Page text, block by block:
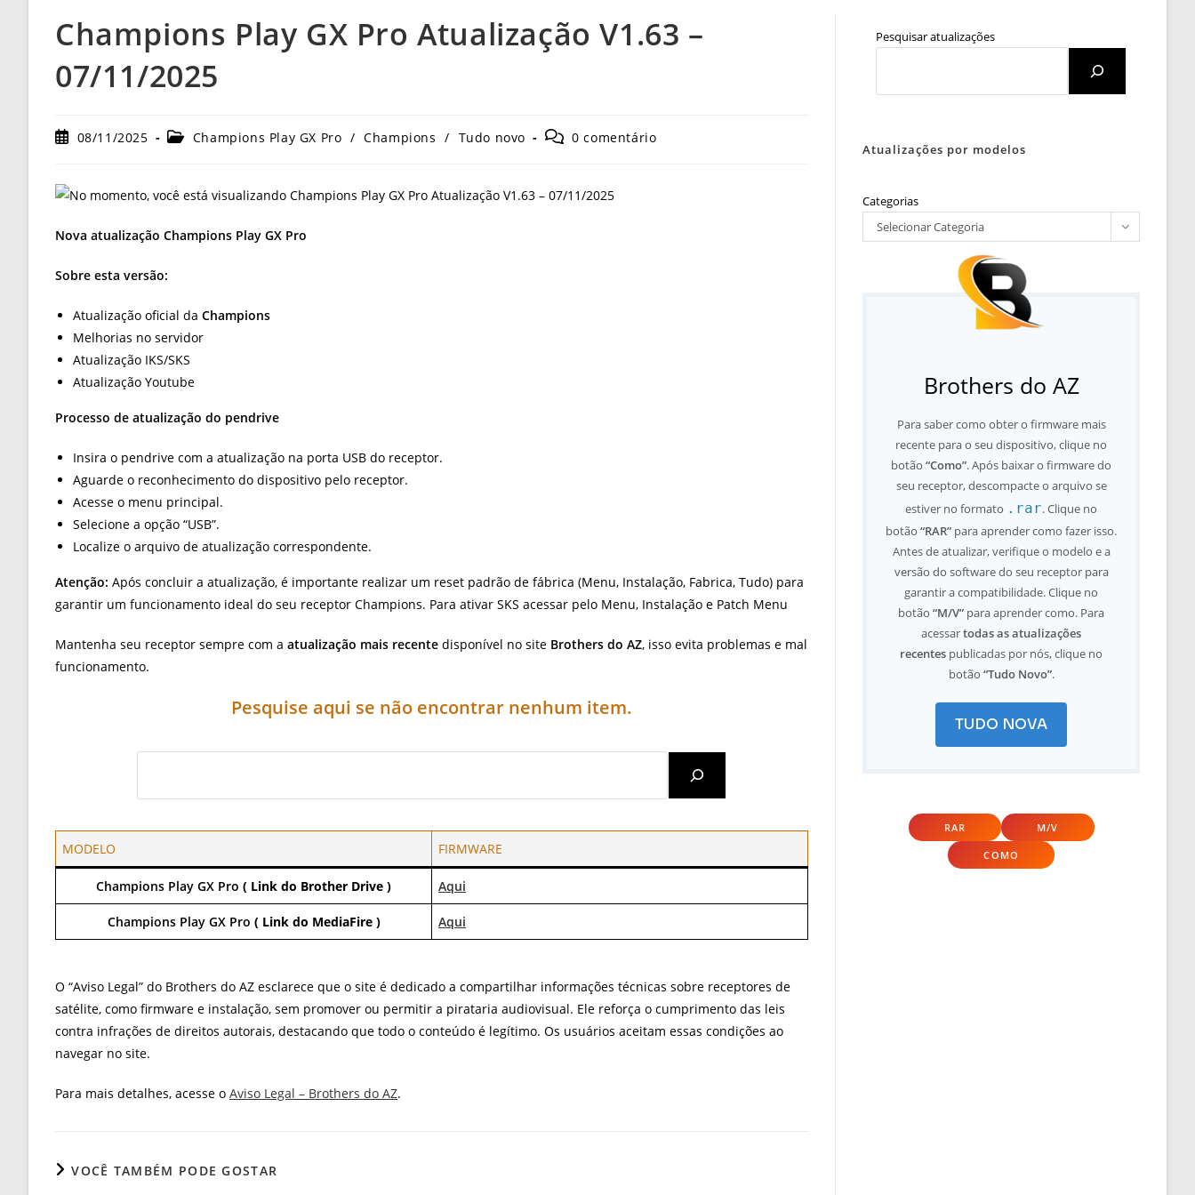
Champions Play GX Pro Atualização V1.63 –
07/11/2025
Post08/11/2025
Categoria
Champions Play GX Pro / Champions / Tudo novo
Comentários
0 comentário
Nova atualização Champions Play GX Pro
Sobre esta versão:
Atualização oficial da Champions
Melhorias no servidor
Atualização IKS/SKS
Atualização Youtube
Processo de atualização do pendrive
Insira o pendrive com a atualização na porta USB do receptor.
Aguarde o reconhecimento do dispositivo pelo receptor.
Acesse o menu principal.
Selecione a opção “USB”.
Localize o arquivo de atualização correspondente.
Atenção: Após concluir a atualização, é importante realizar um reset padrão de fábrica (Menu, Instalação, Fabrica, Tudo) para
garantir um funcionamento ideal do seu receptor Champions. Para ativar SKS acessar pelo Menu, Instalação e Patch Menu
Mantenha seu receptor sempre com a atualização mais recente disponível no site Brothers do AZ, isso evita problemas e mal
funcionamento.
Pesquise aqui se não encontrar nenhum item.
MODELO FIRMWARE
Champions Play GX Pro ( Link do Brother Drive ) Aqui
Champions Play GX Pro ( Link do MediaFire ) Aqui
O “Aviso Legal” do Brothers do AZ esclarece que o site é dedicado a compartilhar informações técnicas sobre receptores de
satélite, como firmware e instalação, sem promover ou permitir a pirataria audiovisual. Ele reforça o cumprimento das leis
contra infrações de direitos autorais, destacando que todo o conteúdo é legítimo. Os usuários aceitam essas condições ao
navegar no site.
Para mais detalhes, acesse o Aviso Legal – Brothers do AZ.
VOCÊ TAMBÉM PODE GOSTAR
Pesquisar atualizações
Atualizações por modelos
Categorias
Selecionar Categoria
Brothers do AZ
Para saber como obter o firmware mais
recente para o seu dispositivo, clique no
botão“Como”. Após baixar o firmware do
seu receptor, descompacte o arquivo se
estiver no formato .rar. Clique no
botão“RAR” para aprender como fazer isso.
Antes de atualizar, verifique o modelo e a
versão do software do seu receptor para
garantir a compatibilidade. Clique no
botão“M/V” para aprender como. Para
acessartodas as atualizações
recentes publicadas por nós, clique no
botão “Tudo Novo”.
TUDO NOVA
RAR M/V
COMO